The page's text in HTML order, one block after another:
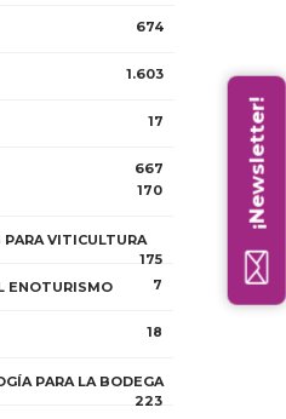
674
1.603
17
667
170
VITICULTURA
175
ENOTURISMO
7
18
PARA LA BODEGA
223
¡Newsletter!